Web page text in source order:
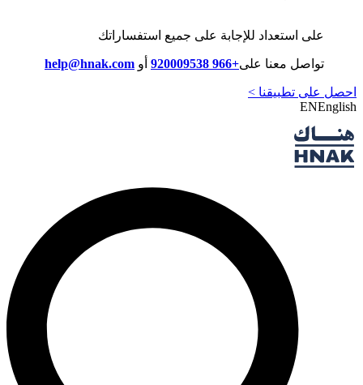
على استعداد للإجابة على جميع استفساراتك
تواصل معنا على+966 920009538 أو help@hnak.com
احصل على تطبيقنا >
ENEnglish